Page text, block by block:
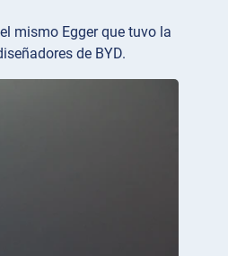
mismo Egger que tuvo la
de BYD.